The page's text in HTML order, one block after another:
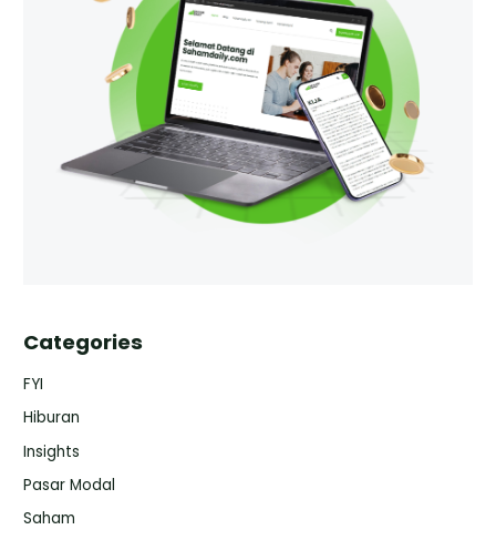
Categories
FYI
Hiburan
Insights
Pasar Modal
Saham